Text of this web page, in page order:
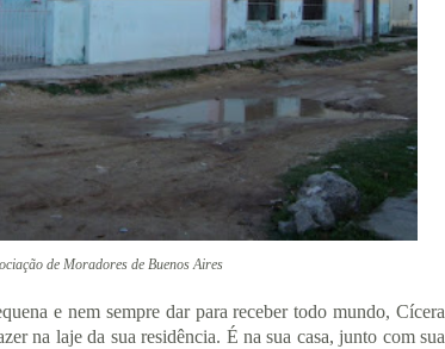
de Moradores de Buenos Aires
e nem sempre dar para receber todo mundo, Cícera
na laje da sua residência. É na sua casa, junto com sua